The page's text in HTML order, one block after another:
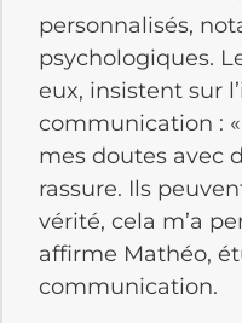
personnalisés,
psychologiques.
eux, insistent sur
communication :
mes doutes avec
rassure. Ils
vérité, cela m’a
affirme Mathéo,
communication.